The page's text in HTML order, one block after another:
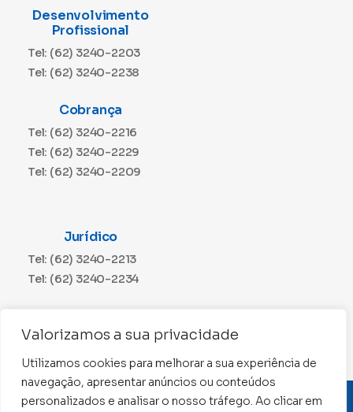
Valorizamos a sua privacidade
Utilizamos cookies para melhorar a sua experiência de
navegação, apresentar anúncios ou conteúdos
personalizados e analisar o nosso tráfego. Ao clicar em
Desenvolvimento
Profissional
Tel: (62) 3240-2203
Tel: (62) 3240-2238
Cobrança
Tel: (62) 3240-2216
Tel: (62) 3240-2229
Tel: (62) 3240-2209
Jurídico
Tel: (62) 3240-2213
Tel: (62) 3240-2234
Tel: (62) 3240-2230
CNPJ: 01.015.676/0001-11